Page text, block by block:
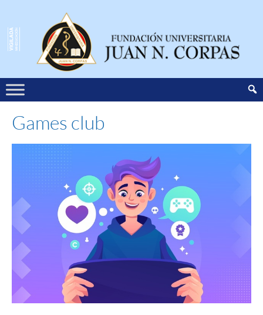
Games club